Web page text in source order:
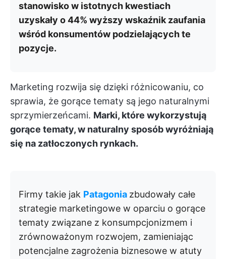
stanowisko w istotnych kwestiach
uzyskały o 44% wyższy wskaźnik zaufania
wśród konsumentów podzielających te
pozycje.
Marketing rozwija się dzięki różnicowaniu, co
sprawia, że gorące tematy są jego naturalnymi
sprzymierzeńcami. Marki, które wykorzystują
gorące tematy, w naturalny sposób wyróżniają
się na zatłoczonych rynkach.
Firmy takie jak Patagonia zbudowały całe
strategie marketingowe w oparciu o gorące
tematy związane z konsumpcjonizmem i
zrównoważonym rozwojem, zamieniając
potencjalne zagrożenia biznesowe w atuty